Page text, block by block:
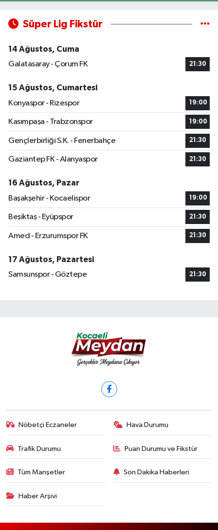
Süper Lig Fikstür
14 Ağustos, Cuma
Galatasaray - Çorum FK
21:30
15 Ağustos, Cumartesi
Konyaspor - Rizespor
19:00
Kasımpaşa - Trabzonspor 19:00
Gençlerbirliği S.K. - Fenerbahçe 21:30
Gaziantep FK - Alanyaspor 21:30
16 Ağustos, Pazar
Başakşehir - Kocaelispor
19:00
Beşiktaş - Eyüpspor 21:30
Amed - Erzurumspor FK 21:30
17 Ağustos, Pazartesi
Samsunspor - Göztepe
21:30
Nöbetçi Eczaneler Hava Durumu
Trafik Durumu Puan Durumu ve Fikstür
Tüm Manşetler Son Dakika Haberleri
Haber Arşivi